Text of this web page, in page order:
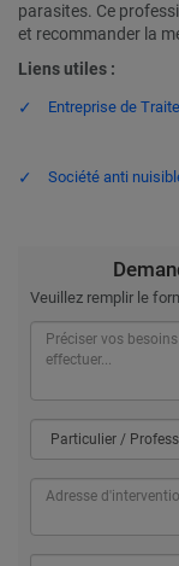
parasites. Ce
et recommander la
Liens utiles :
Entreprise de
Société anti
Veuillez remplir le